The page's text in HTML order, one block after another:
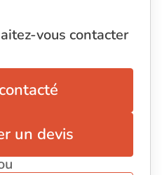
vous contacter
un devis